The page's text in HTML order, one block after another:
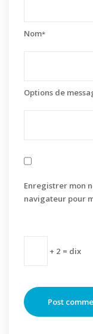
Nom*
Options de
Enregistrer mon
navigateur pour
+ 2 = dix